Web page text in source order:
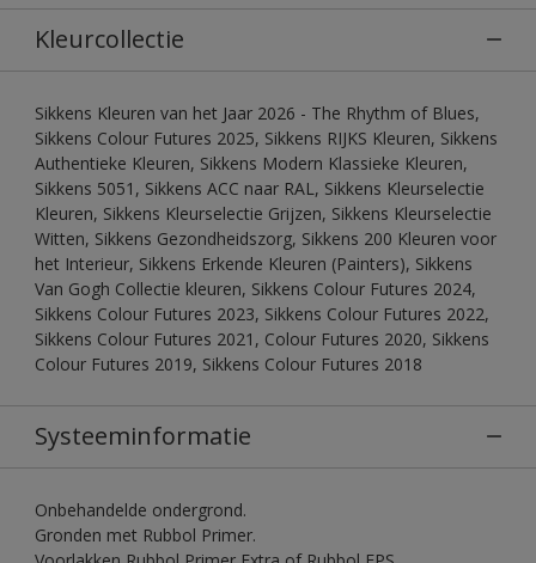
Kleurcollectie
Sikkens Kleuren van het Jaar 2026 - The Rhythm of Blues,
Sikkens Colour Futures 2025, Sikkens RIJKS Kleuren, Sikkens
Authentieke Kleuren, Sikkens Modern Klassieke Kleuren,
Sikkens 5051, Sikkens ACC naar RAL, Sikkens Kleurselectie
Kleuren, Sikkens Kleurselectie Grijzen, Sikkens Kleurselectie
Witten, Sikkens Gezondheidszorg, Sikkens 200 Kleuren voor
het Interieur, Sikkens Erkende Kleuren (Painters), Sikkens
Van Gogh Collectie kleuren, Sikkens Colour Futures 2024,
Sikkens Colour Futures 2023, Sikkens Colour Futures 2022,
Sikkens Colour Futures 2021, Colour Futures 2020, Sikkens
Colour Futures 2019, Sikkens Colour Futures 2018
Systeeminformatie
Onbehandelde ondergrond.
Gronden met Rubbol Primer.